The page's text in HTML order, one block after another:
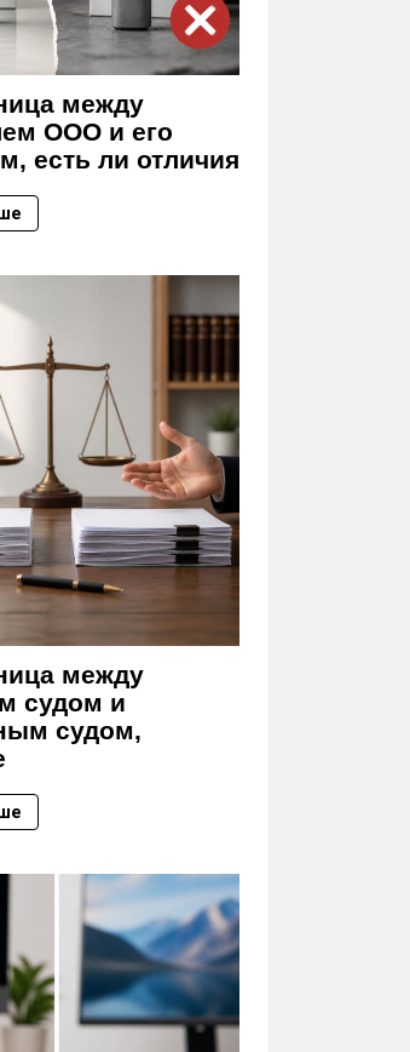
между
ООО и его
есть ли отличия
между
судом и
судом,